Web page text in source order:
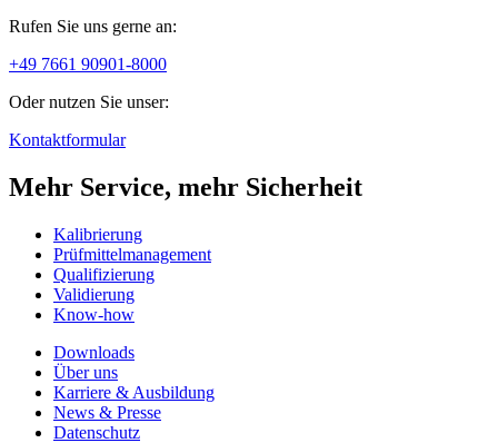
Rufen Sie uns gerne an:
+49 7661 90901-8000
Oder nutzen Sie unser:
Kontaktformular
Mehr Service, mehr Sicherheit
Kalibrierung
Prüfmittelmanagement
Qualifizierung
Validierung
Know-how
Downloads
Über uns
Karriere & Ausbildung
News & Presse
Datenschutz